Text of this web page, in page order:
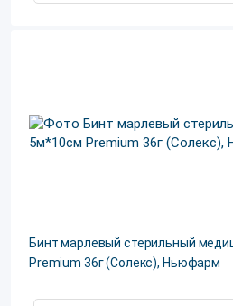
Бинт марлевый стерильный
Premium 36г (Солекс), Ньюфарм